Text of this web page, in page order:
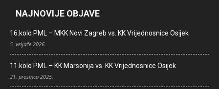
NAJNOVIJE OBJAVE
16.kolo PML – MKK Novi Zagreb vs. KK Vrijednosnice Osijek
5. veljače 2026.
11.kolo PML – KK Marsonija vs. KK Vrijednosnice Osijek
21. prosinca 2025.